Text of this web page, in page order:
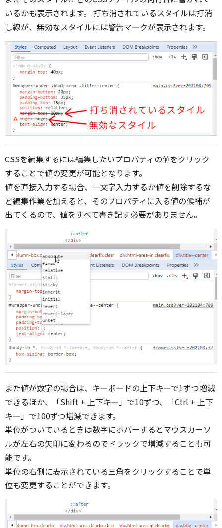
いるかも表示されます。 打ち消されているスタイルは打消
し線が、無効なスタイルには警告マークが表示されます。
CSSを編集するには編集したいプロパティの値をクリック
することで値の変更が可能となります。
値を直接入力する場合、一文字入力するか値を削除するな
ど編集作業を加えると、そのプロパティに入る値の候補が
出てくるので、値をすべて書き記す必要がありません。
また値が数字の場合は、キーボードの上下キーで1ずつ増減
できるほか、「Shift + 上下キー」で10ずつ、「Ctrl + 上下
キー」で100ずつ増減できます。
単位がついているときは数字にホバーするとマウスカーソ
ルが左右の矢印に変わるのでドラックで増減することも可
能です。
単位の右側に表示されている三角をクリックすることで単
位も変更することができます。